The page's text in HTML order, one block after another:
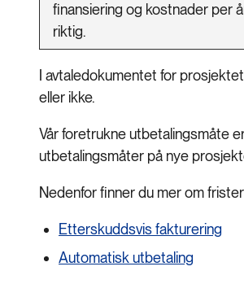
finansiering og kostnader per
riktig.
I avtaledokumentet for
eller ikke.
Vår foretrukne utbetalingsmåte
utbetalingsmåter på nye
Nedenfor finner du mer om
Etterskuddsvis fakturering
Automatisk utbetaling